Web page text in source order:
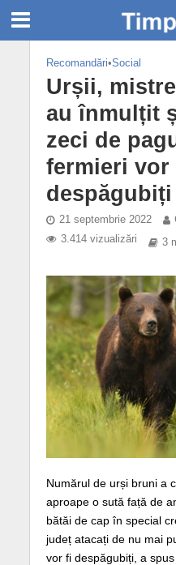
Recomandări•Social
Urșii,
au înmulțit
zeci de
fermieri vor
despăgubiți
21 septembrie 2022
3.414 vizualizări
3
Numărul de urși bruni a
aproape o sută față de
bătăi de cap în special
județ atacați de nu mai
vor fi despăgubiți, a